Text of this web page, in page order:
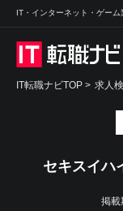
IT・インターネット・ゲーム
IT転職ナビTOP > 求人
セキスイハ
掲載